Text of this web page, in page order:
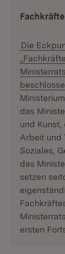
Die
das
und Kunst,
Arbeit und
Soziales,
das
setzen
ersten